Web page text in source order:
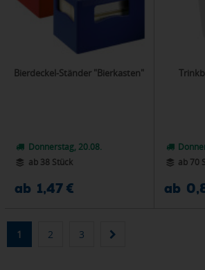
Bierdeckel-Ständer "Bierkasten"
Donnerstag, 20.08.
ab 38 Stück
ab 1,47 €
ab 70
ab
1 2 3